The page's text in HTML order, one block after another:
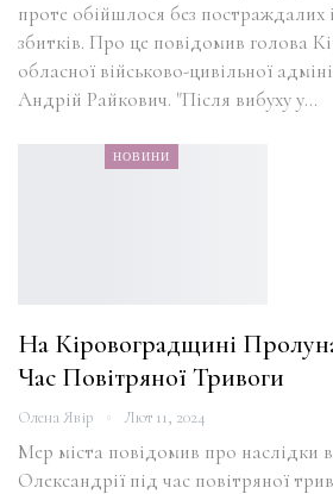
проте обійшлося без постраждалих
збитків. Про це повідомив голова
обласної військово-цивільної
Андрій Райкович. "Після вибуху у…
НОВИНИ
На Кіровоградщині
Час Повітряної Тривоги
Олена Явір Лют 11, 2024
Мер міста повідомив про наслідки
Олександрії під час повітряної